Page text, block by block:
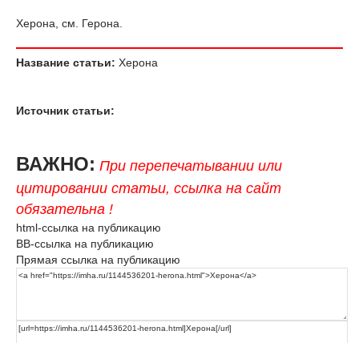
Херона, см. Герона.
Название статьи: Херона
Источник статьи:
ВАЖНО: При перепечатывании или
цитировании статьи, ссылка на сайт
обязательна !
html-ссылка на публикацию
BB-ссылка на публикацию
Прямая ссылка на публикацию